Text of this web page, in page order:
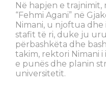
Në hapjen e
“Fehmi Agani” në
Nimani, u njoftua
stafit të ri, duke ju
përbashkëta dhe
takim, rektori Nimani
e punës dhe planin
universitetit.